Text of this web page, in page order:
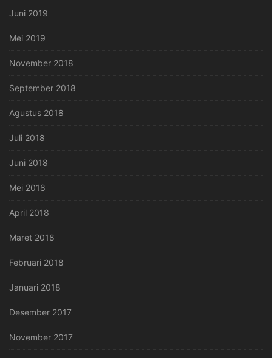
Juni 2019
Mei 2019
November 2018
September 2018
Agustus 2018
Juli 2018
Juni 2018
Mei 2018
April 2018
Maret 2018
Februari 2018
Januari 2018
Desember 2017
November 2017